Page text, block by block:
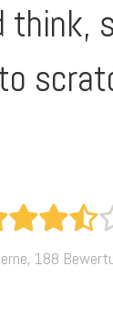
think,
188